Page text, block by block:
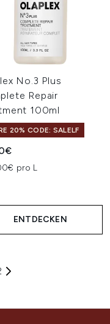
No.3 Plus
Repair
100ml
20% CODE: SALELF
pro L
ENTDECKEN